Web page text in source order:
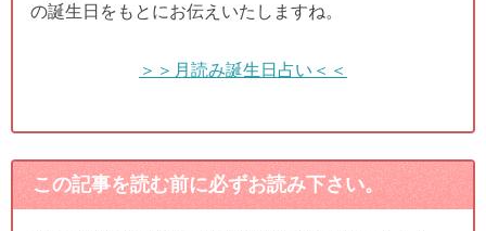
の誕生日をもとにお伝えいたしますね。
＞＞月読み誕生日占い＜＜
この記事を読む前に必ずお読み下さい。